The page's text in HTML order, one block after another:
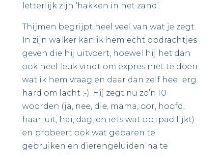
letterlijk zijn ‘hakken in het zand’.
Thijmen begrijpt heel veel van wat je zegt.
In zijn walker kan ik hem echt opdrachtjes
geven die hij uitvoert, hoewel hij het dan
ook heel leuk vindt om expres niet te doen
wat ik hem vraag en daar dan zelf heel erg
hard om lacht ;-). Hij zegt nu zo’n 10
woorden (ja, nee, die, mama, oor, hoofd,
haar, uit, hai, dag, en iets wat op ipad lijkt)
en probeert ook wat gebaren te
gebruiken en dierengeluiden na te